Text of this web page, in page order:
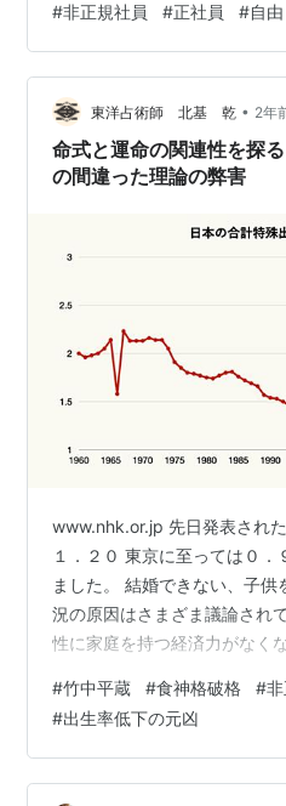
よい時間、環境で働きたい ・
社員ではフレキシブルに働け
を活かしたい 非正規社員労働
イメージが先行しますが、実
ら非正規社員労働者を選んで
す。非正規社員労働者…
#非正規社員 #正社員 #自由
東洋占術師 北基 乾 • 2年
命式と運命の関連性を探
の間違った理論の弊害
www.nhk.or.jp 先日発表され
１．２０ 東京に至っては０
ました。 結婚できない、子
況の原因はさまざま議論され
性に家庭を持つ経済力がなく
し成立した非正規社員の存在
の命式からこのことを批判し
kitamoto.hateblo.jp この中で
彼はいわゆる「食神格の破格
#竹中平蔵 #食神格破格 #
#出生率低下の元凶